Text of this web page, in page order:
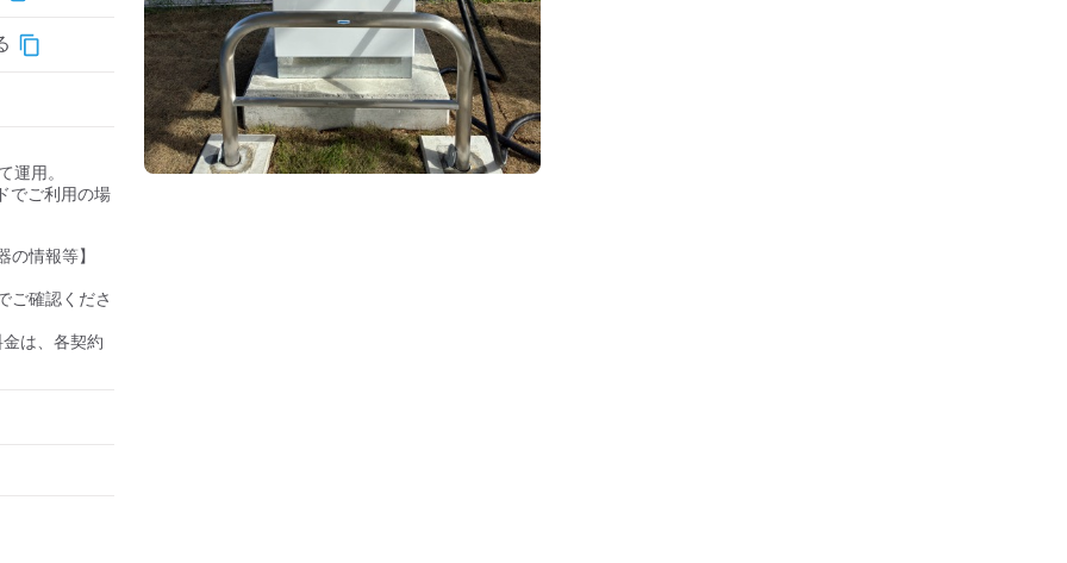
運用。
でご利用の場
情報等】
ご確認くださ
は、各契約